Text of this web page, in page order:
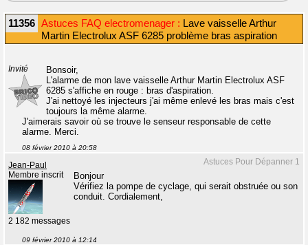
11356 Astuces FAQ electromenager : Lave vaisselle Arthur
Martin Electrolux ASF 6285 problème bras aspiration
Invité
Bonsoir,
L'alarme de mon lave vaisselle Arthur Martin Electrolux ASF
6285 s'affiche en rouge : bras d'aspiration.
J'ai nettoyé les injecteurs j'ai même enlevé les bras mais c'est
toujours la même alarme.
J'aimerais savoir où se trouve le senseur responsable de cette
alarme. Merci.
08 février 2010 à 20:58
Astuces Pour Dépanner 1
Jean-Paul
Membre inscrit
2 182 messages
Bonjour
Vérifiez la pompe de cyclage, qui serait obstruée ou son
conduit. Cordialement,
09 février 2010 à 12:14